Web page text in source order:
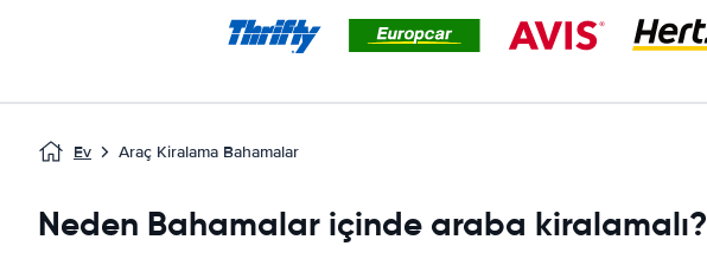
Ev Araç Kiralama Bahamalar
Neden Bahamalar içinde araba kiralamalı?